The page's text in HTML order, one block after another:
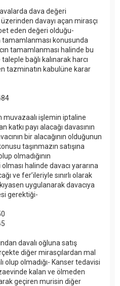
dava değeri
davayı açan mirasçı
eden değeri olduğu-
tamamlanması konusunda
tamamlanması halinde bu
bağlı kalınarak harcı
tazminatın kabulüne karar
muvazaalı işlemin iptaline
katkı payı alacağı davasının
bir alacağının olduğunun
taşınmazın satışına
olmadığının
halinde davacı yararına
ve fer’ileriyle sınırlı olarak
uygulanarak davacıya
gerektiği-
davalı oğluna satış
diğer mirasçılardan mal
olup olmadığı- Kanser tedavisi
kalan ve ölmeden
geçiren murisin diğer